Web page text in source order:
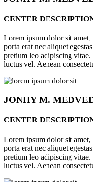
CENTER
Lorem ipsum dolor sit amet,
porta erat nec aliquet
pretium leo adipiscing vitae.
luctus vel. Aenean
JONHYM.
CENTER
Lorem ipsum dolor sit amet,
porta erat nec aliquet
pretium leo adipiscing vitae.
luctus vel. Aenean